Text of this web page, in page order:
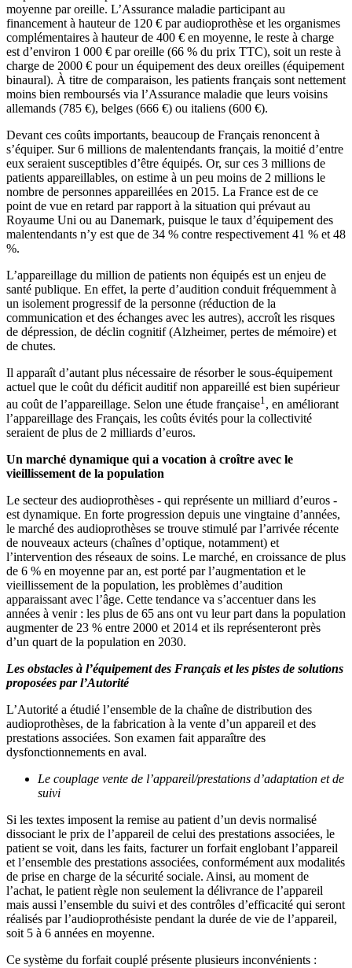
moyenne par oreille. L’Assurance maladie participant au
financement à hauteur de 120 € par audioprothèse et les organismes
complémentaires à hauteur de 400 € en moyenne, le reste à charge
est d’environ 1 000 € par oreille (66 % du prix TTC), soit un reste à
charge de 2000 € pour un équipement des deux oreilles (équipement
binaural). À titre de comparaison, les patients français sont nettement
moins bien remboursés via l’Assurance maladie que leurs voisins
allemands (785 €), belges (666 €) ou italiens (600 €).
Devant ces coûts importants, beaucoup de Français renoncent à
s’équiper. Sur 6 millions de malentendants français, la moitié d’entre
eux seraient susceptibles d’être équipés. Or, sur ces 3 millions de
patients appareillables, on estime à un peu moins de 2 millions le
nombre de personnes appareillées en 2015. La France est de ce
point de vue en retard par rapport à la situation qui prévaut au
Royaume Uni ou au Danemark, puisque le taux d’équipement des
malentendants n’y est que de 34 % contre respectivement 41 % et 48
%.
L’appareillage du million de patients non équipés est un enjeu de
santé publique. En effet, la perte d’audition conduit fréquemment à
un isolement progressif de la personne (réduction de la
communication et des échanges avec les autres), accroît les risques
de dépression, de déclin cognitif (Alzheimer, pertes de mémoire) et
de chutes.
Il apparaît d’autant plus nécessaire de résorber le sous-équipement
actuel que le coût du déficit auditif non appareillé est bien supérieur
au coût de l’appareillage. Selon une étude française1 , en améliorant
l’appareillage des Français, les coûts évités pour la collectivité
seraient de plus de 2 milliards d’euros.
Un marché dynamique qui a vocation à croître avec le
vieillissement de la population
Le secteur des audioprothèses - qui représente un milliard d’euros -
est dynamique. En forte progression depuis une vingtaine d’années,
le marché des audioprothèses se trouve stimulé par l’arrivée récente
de nouveaux acteurs (chaînes d’optique, notamment) et
l’intervention des réseaux de soins. Le marché, en croissance de plus
de 6 % en moyenne par an, est porté par l’augmentation et le
vieillissement de la population, les problèmes d’audition
apparaissant avec l’âge. Cette tendance va s’accentuer dans les
années à venir : les plus de 65 ans ont vu leur part dans la population
augmenter de 23 % entre 2000 et 2014 et ils représenteront près
d’un quart de la population en 2030.
Les obstacles à l’équipement des Français et les pistes de solutions
proposées par l’Autorité
L’Autorité a étudié l’ensemble de la chaîne de distribution des
audioprothèses, de la fabrication à la vente d’un appareil et des
prestations associées. Son examen fait apparaître des
dysfonctionnements en aval.
Le couplage vente de l’appareil/prestations d’adaptation et de
suivi
Si les textes imposent la remise au patient d’un devis normalisé
dissociant le prix de l’appareil de celui des prestations associées, le
patient se voit, dans les faits, facturer un forfait englobant l’appareil
et l’ensemble des prestations associées, conformément aux modalités
de prise en charge de la sécurité sociale. Ainsi, au moment de
l’achat, le patient règle non seulement la délivrance de l’appareil
mais aussi l’ensemble du suivi et des contrôles d’efficacité qui seront
réalisés par l’audioprothésiste pendant la durée de vie de l’appareil,
soit 5 à 6 années en moyenne.
Ce système du forfait couplé présente plusieurs inconvénients :